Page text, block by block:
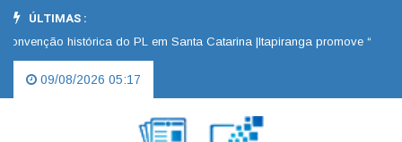
ÚLTIMAS :
histórica do PL em Santa Catarina |Itapiranga promove “Dia D”
09/08/2026 05:17